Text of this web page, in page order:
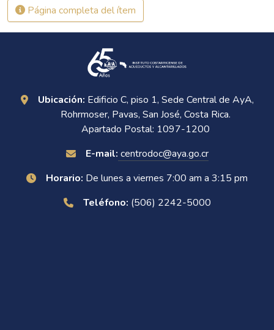
Página completa del ítem
Ubicación: Edificio C, piso 1, Sede Central de AyA,
Rohrmoser, Pavas, San José, Costa Rica.
Apartado Postal: 1097-1200
E-mail: centrodoc@aya.go.cr
Horario: De lunes a viernes 7:00 am a 3:15 pm
Teléfono: (506) 2242-5000